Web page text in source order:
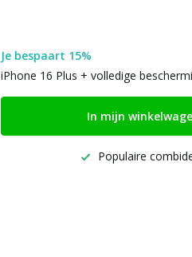
Je bespaart 15%
iPhone 16 Plus + volledige
In mijn
Populaire